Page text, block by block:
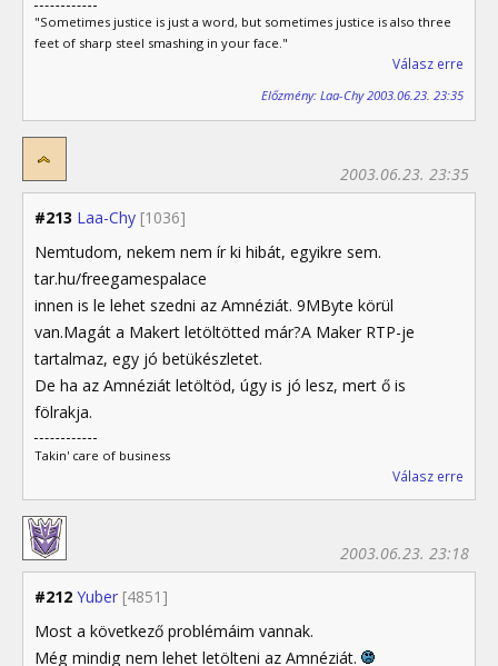
"Sometimes justice is just a word, but sometimes justice is also three
feet of sharp steel smashing in your face."
Válasz erre
Előzmény: Laa-Chy 2003.06.23. 23:35
#213 Laa-Chy [1036]
2003.06.23. 23:35
Nemtudom, nekem nem ír ki hibát, egyikre sem.
tar.hu/freegamespalace
innen is le lehet szedni az Amnéziát. 9MByte körül
van.Magát a Makert letöltötted már?A Maker RTP-je
tartalmaz, egy jó betükészletet.
De ha az Amnéziát letöltöd, úgy is jó lesz, mert ő is
fölrakja.
Takin' care of business
Válasz erre
#212 Yuber [4851]
2003.06.23. 23:18
Most a következő problémáim vannak.
Még mindig nem lehet letölteni az Amnéziát.